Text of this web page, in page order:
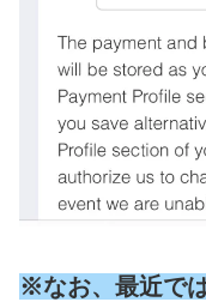
※なお、最近で